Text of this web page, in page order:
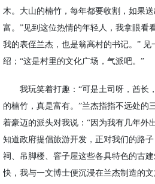
木 。大山的楠竹，每年都要收割，如果
富。 ”见到这位热情的年轻人，我拿眼看
我的表侄兰杰，也是翁高村的书记。”
绍；“这是村里的文化广场，气派吧。”
我玩笑着打趣： “可是土司呀，酋长
的楠竹，真是富有。 ”兰杰指指不远处的
着豪迈的派头对我说：“因为我有几年外
知道政府提倡旅游开发，正对我们的路
祠、吊脚楼、窨子屋这些各具特色的古
快，我与一文博士便沉浸在兰杰制造的